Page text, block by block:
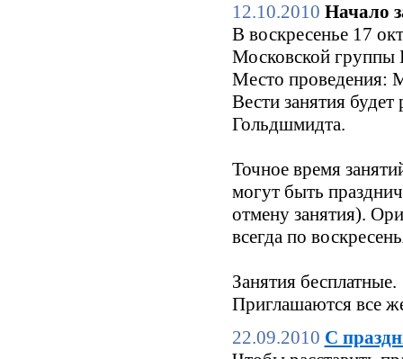
12.10.2010 Начало
В воскресенье 17
Московской группы
Место проведения:
Вести занятия
Гольдшмидта.
Точное время
могут быть
отмену занятия).
всегда по
Занятия бесплатные.
Приглашаются все
22.09.2010 С